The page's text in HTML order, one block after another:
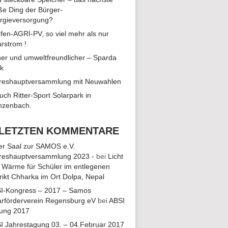
Ding der Bürger-
AGRI-PV, so viel mehr als nur
!
und umweltfreundlicher – Sparda
mit Neuwahlen
Ritter-Sport Solarpark in
KOMMENTARE
Saal zur SAMOS e.V.
2023 - bei Licht
Wärme für Schüler im entlegenen
Chharka im Ort Dolpa, Nepal
Kongress – 2017 – Samos
Regensburg eV beiABSI
2017
Jahrestagung 03. – 04.Februar 2017